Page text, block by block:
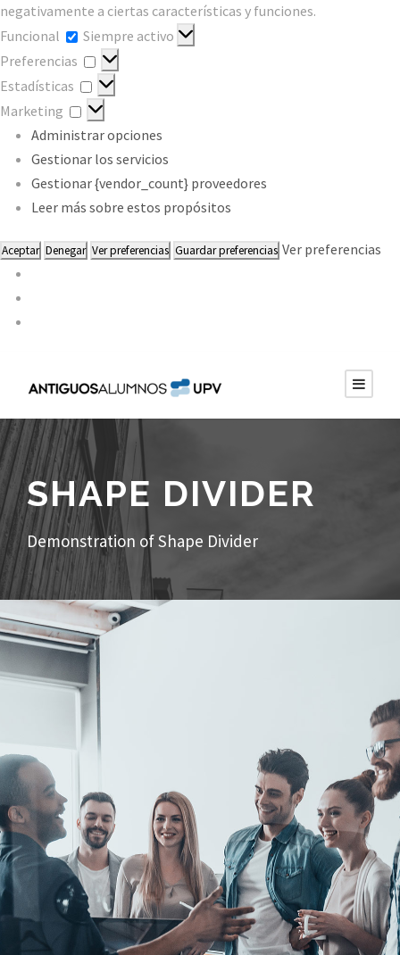
negativamente a ciertas características y funciones.
Funcional
Funcional
Siempre activo
Preferencias
Preferencias
Estadísticas
Estadísticas
Marketing
Marketing
Administrar opciones
Gestionar los servicios
Gestionar {vendor_count} proveedores
Leer más sobre estos propósitos
Aceptar Denegar Ver preferencias Guardar preferencias Ver preferencias
SHAPE DIVIDER
Demonstration of Shape Divider